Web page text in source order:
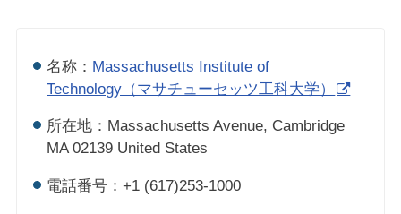
名称： Massachusetts Institute of
Technology（マサチューセッツ工科大学）
所在地：Massachusetts Avenue, Cambridge
MA 02139 United States
電話番号：+1 (617)253-1000